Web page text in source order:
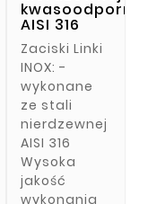
kwasoodpornej
AISI 316
Zaciski Linki
INOX: -
wykonane
ze stali
nierdzewnej
AISI 316
Wysoka
jakość
wykonania